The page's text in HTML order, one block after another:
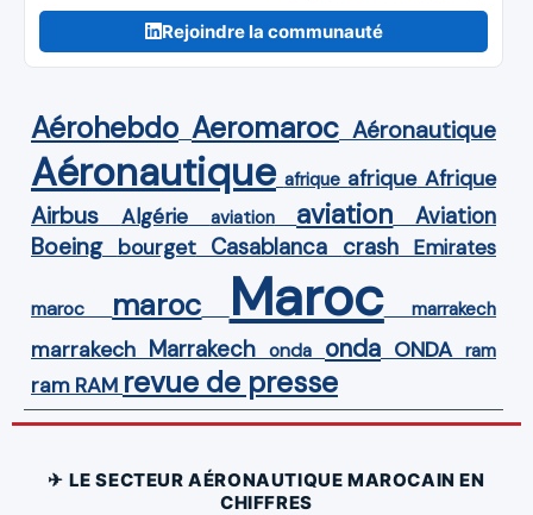
Rejoindre la communauté
Aérohebdo Aeromaroc Aéronautique
Aéronautique afrique afrique Afrique
Airbus Algérie aviation aviation Aviation
Boeing bourget Casablanca crash Emirates
maroc maroc Maroc marrakech
marrakech Marrakech onda onda ONDA ram
ram RAM revue de presse
✈ LE SECTEUR AÉRONAUTIQUE MAROCAIN EN
CHIFFRES